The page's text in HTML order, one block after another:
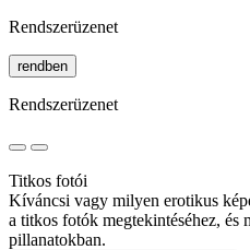
Rendszerüzenet
rendben
Rendszerüzenet
Titkos fotói
Kíváncsi vagy milyen erotikus
a titkos fotók megtekintéséhez, és
pillanatokban.